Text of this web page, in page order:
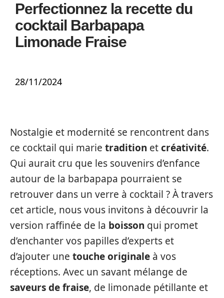
Perfectionnez la recette du
cocktail Barbapapa
Limonade Fraise
28/11/2024
Nostalgie et modernité se rencontrent dans
ce cocktail qui marie tradition etcréativité.
Qui aurait cru que les souvenirs d’enfance
autour de la barbapapa pourraient se
retrouver dans un verre à cocktail ? À travers
cet article, nous vous invitons à découvrir la
version raffinée de la boisson qui promet
d’enchanter vos papilles d’experts et
d’ajouter une touche originale à vos
réceptions. Avec un savant mélange de
saveurs de fraise, de limonade pétillante et